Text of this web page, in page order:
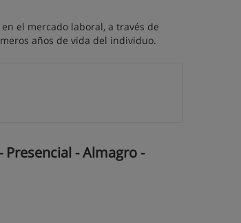
el mercado laboral, a través de
años de vida del individuo.
- Almagro -